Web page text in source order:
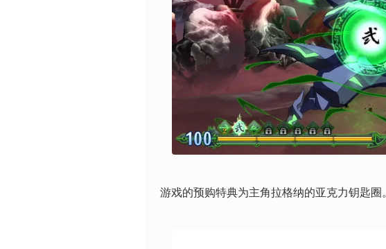
游戏的预购特典为主角拉格纳的亚克力钥匙圈。